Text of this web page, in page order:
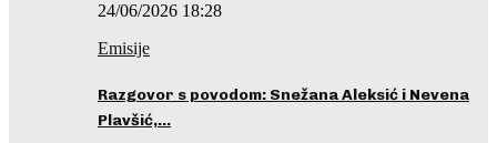
24/06/2026 18:28
Emisije
Razgovor s povodom: Snežana Aleksić i Nevena
Plavšić,…